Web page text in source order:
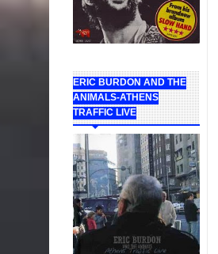
ERIC BURDON AND THE
ANIMALS-ATHENS
TRAFFIC LIVE